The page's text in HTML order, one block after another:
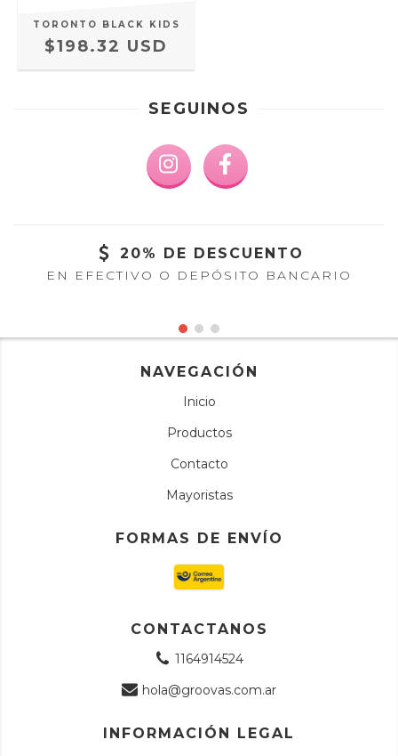
TORONTO BLACK KIDS
$198.32 USD
SEGUINOS
20% DE DESCUENTO
EN EFECTIVO O DEPÓSITO BANCARIO
NAVEGACIÓN
Inicio
Productos
Contacto
Mayoristas
FORMAS DE ENVÍO
CONTACTANOS
1164914524
hola@groovas.com.ar
INFORMACIÓN LEGAL